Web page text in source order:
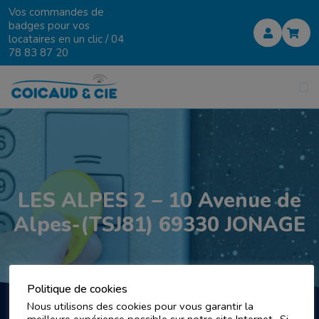
Vos commandes de
badges pour vos
locataires en un clic /04
78 83 87 20
LES ALPES 2 – 10 Avenue de
Alpes-(TSJ81) 69330 JONAGE
Politique de cookies
Nous utilisons des cookies pour vous garantir la